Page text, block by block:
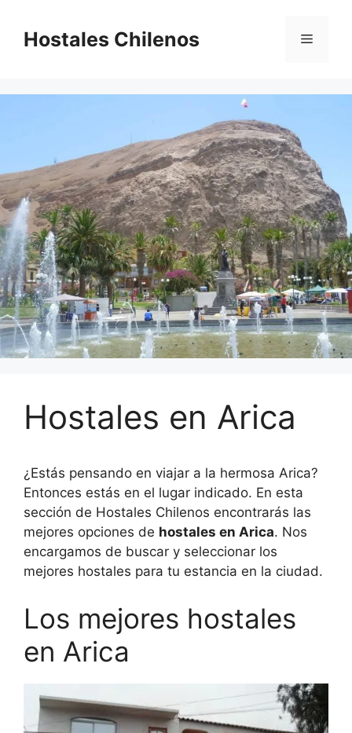
contenido
Hostales Chilenos Menú
Hostales en Arica
¿Estás pensando en viajar a la hermosa Arica?
Entonces estás en el lugar indicado. En esta
sección de Hostales Chilenos encontrarás las
mejores opciones de hostales en Arica. Nos
encargamos de buscar y seleccionar los
mejores hostales para tu estancia en la ciudad.
Los mejores hostales
en Arica